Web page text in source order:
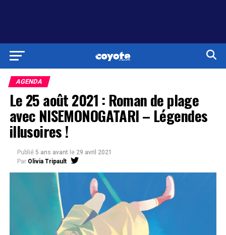
AGENDA
Le 25 août 2021 : Roman de plage
avec NISEMONOGATARI – Légendes
illusoires !
Publié 5 ans avant le 29 avril 2021
Par Olivia Tripault